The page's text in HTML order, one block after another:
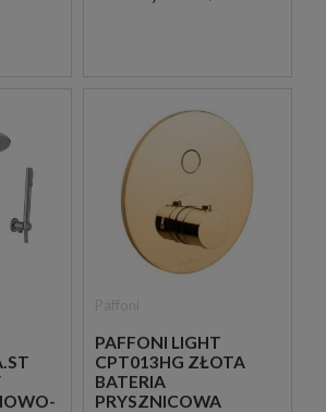
PAFFONI LIGHT
CPT013HG ZŁOTA
BATERIA
PRYSZNICOWA